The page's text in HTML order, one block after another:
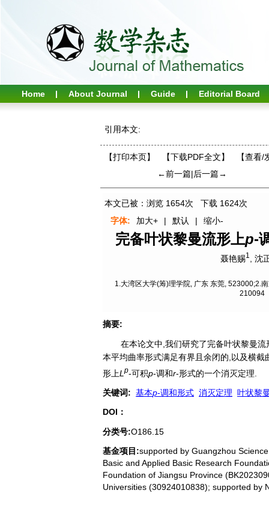
Home About Journal Guide Editorial Board
引用本文:
【打印本页】 【下载PDF全文】 【查看/
←前一篇|后一篇→
本文已被：浏览 1654次 下载 1624次
字体:
加大+ | 默认 | 缩小-
完备叶状黎曼流形上p-
聂艳赐1 沈
1.大湾区大学(筹)理学院, 广东 东莞, 523000;2.
210094
摘要:
在本论文中,我们研究了完备叶状黎曼流
本平均曲率形式满足有界且余闭的,以及横
形上Lp-可积p-调和r-形式的一个消灭定理.
关键词: 基本p-调和形式 消灭定理 叶状黎
DOI：
分类号:O186.15
基金项目:supported by Guangzhou
Basic and Applied Basic Research
Foundation of Jiangsu Province
Universities (30924010838); supported by